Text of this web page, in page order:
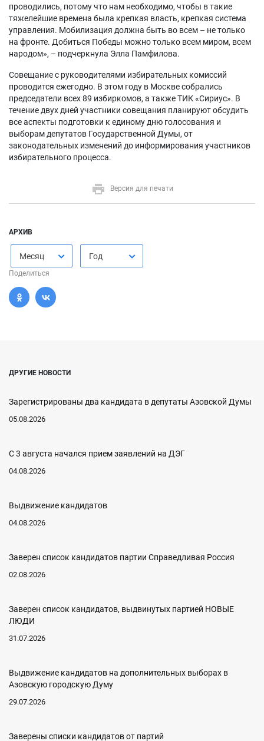
проводились, потому что нам необходимо, чтобы в такие
тяжелейшие времена была крепкая власть, крепкая система
управления. Мобилизация должна быть во всем – не только
на фронте. Добиться Победы можно только всем миром, всем
народом», – подчеркнула Элла Памфилова.
Совещание с руководителями избирательных комиссий
проводится ежегодно. В этом году в Москве собрались
председатели всех 89 избиркомов, а также ТИК «Сириус». В
течение двух дней участники совещания планируют обсудить
все аспекты подготовки к единому дню голосования и
выборам депутатов Государственной Думы, от
законодательных изменений до информирования участников
избирательного процесса.
Версия для печати
АРХИВ
Месяц Год
Поделиться
ДРУГИЕ НОВОСТИ
Зарегистрированы два кандидата в депутаты Азовской Думы
05.08.2026
С 3 августа начался прием заявлений на ДЭГ
04.08.2026
Выдвижение кандидатов
04.08.2026
Заверен список кандидатов партии Справедливая Россия
02.08.2026
Заверен список кандидатов, выдвинутых партией НОВЫЕ
ЛЮДИ
31.07.2026
Выдвижение кандидатов на дополнительных выборах в
Азовскую городскую Думу
29.07.2026
Заверены списки кандидатов от партий